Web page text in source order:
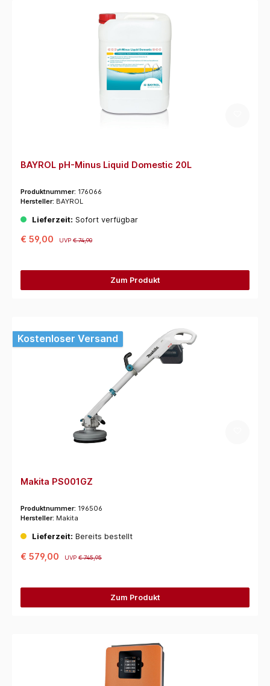
BAYROL pH-Minus Liquid Domestic 20L
Produktnummer: 176066
Hersteller: BAYROL
Lieferzeit: Sofort verfügbar
€ 59,00 UVP€ 74,90
Zum Produkt
Kostenloser Versand
Makita PS001GZ
Produktnummer: 196506
Hersteller: Makita
Lieferzeit: Bereits bestellt
€ 579,00 UVP€ 745,95
Zum Produkt